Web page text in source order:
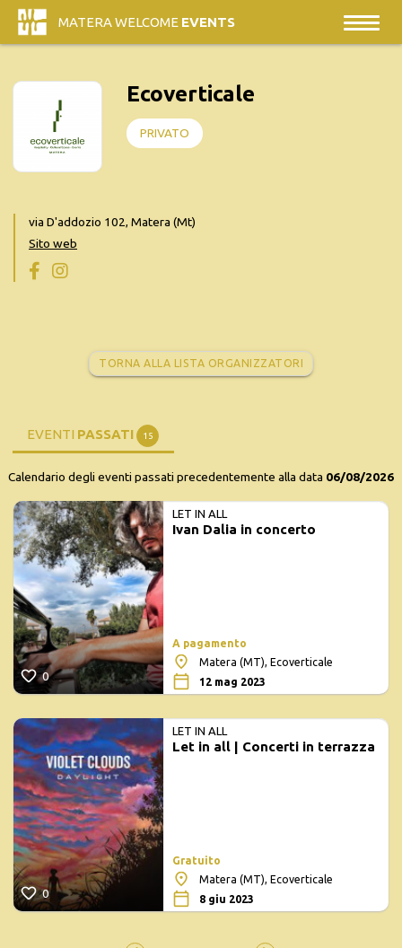
MATERA WELCOME EVENTS
Ecoverticale
PRIVATO
via D'addozio 102, Matera (Mt)
Sito web
TORNA ALLA LISTA ORGANIZZATORI
EVENTI PASSATI 15
Calendario degli eventi passati precedentemente alla data 06/08/2026
0
LET IN ALL
Ivan Dalia in concerto
A pagamento
Matera (MT), Ecoverticale
12 mag 2023
0
LET IN ALL
Let in all | Concerti in terrazza
Gratuito
Matera (MT), Ecoverticale
8 giu 2023